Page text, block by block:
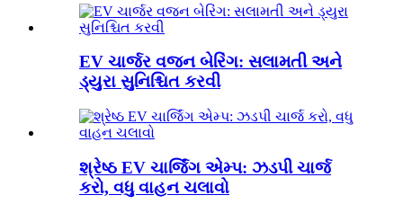
EV ચાર્જર વજન બેરિંગ: સલામતી અને
ડ્યુરા સુનિશ્ચિત કરવી
શ્રેષ્ઠ EV ચાર્જિંગ એમ્પ: ઝડપી ચાર્જ
કરો, વધુ વાહન ચલાવો